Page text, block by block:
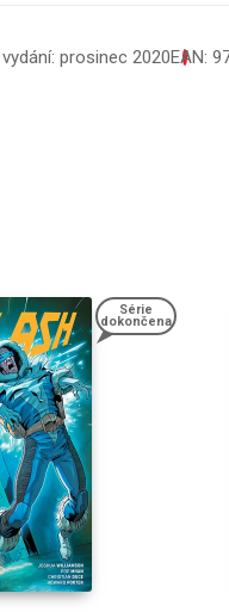
prosinec 2020EAN:
Série
dokončena